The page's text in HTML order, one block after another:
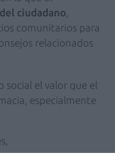
ciudadano
comunitarios para
relacionados
social el valor que el
especialmente